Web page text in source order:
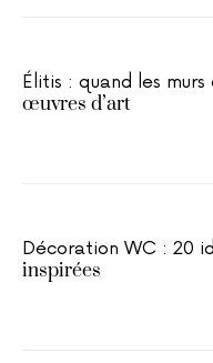
Élitis : quand les
œuvres d’art
Décoration WC : 20
inspirées